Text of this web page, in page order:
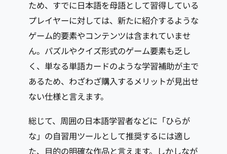
ため、すでに日本語を母語として習得している
プレイヤーに対しては、新たに紹介するような
ゲーム的要素やコンテンツは含まれていませ
ん。パズルやクイズ形式のゲーム要素も乏し
く、単なる単語カードのような学習補助が主で
あるため、わざわざ購入するメリットが見出せ
ない仕様と言えます。
総じて、周囲の日本語学習者などに「ひらが
な」の自習用ツールとして推奨するには適し
た、目的の明確な作品と言えます。しかしなが